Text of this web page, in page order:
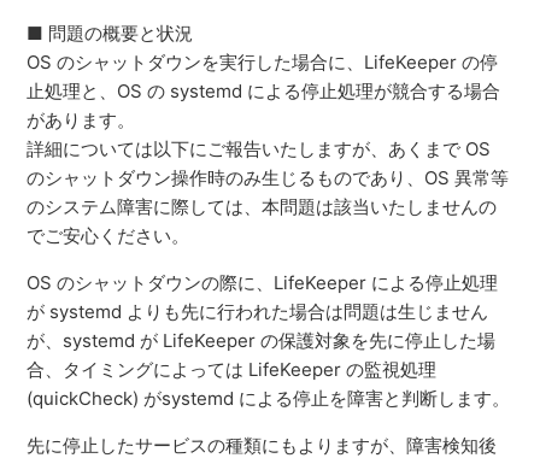
■ 問題の概要と状況
OS のシャットダウンを実行した場合に、LifeKeeper の停
止処理と、OS の systemd による停止処理が競合する場合
があります。
詳細については以下にご報告いたしますが、あくまで OS
のシャットダウン操作時のみ生じるものであり、OS 異常等
のシステム障害に際しては、本問題は該当いたしませんの
でご安心ください。
OS のシャットダウンの際に、LifeKeeper による停止処理
が systemd よりも先に行われた場合は問題は生じません
が、systemd が LifeKeeper の保護対象を先に停止した場
合、タイミングによっては LifeKeeper の監視処理
(quickCheck) がsystemd による停止を障害と判断します。
先に停止したサービスの種類にもよりますが、障害検知後